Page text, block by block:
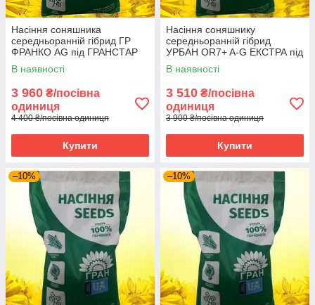
Насіння соняшника
середньоранній гібрид ГР
ФРАНКО AG під ГРАНСТАР
ЕКСТРА 2025 год
В наявності
3 960 ₴/посівна
одиниця
4 400 ₴/посівна одиниця
Купити
Насіння соняшнику
середньоранній гібрид
УРБАН OR7+ A-G ЕКСТРА під
ГРАНСТАР НК Гран 2025 рік
В наявності
3 510 ₴/посівна
одиниця
3 900 ₴/посівна одиниця
Купити
–10% –10%